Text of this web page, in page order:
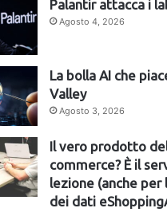
Palantir attacca i
Agosto 4, 2026
La bolla AI che
Valley
Agosto 3, 2026
Il vero prodotto
commerce? È il
lezione (anche
dei dati